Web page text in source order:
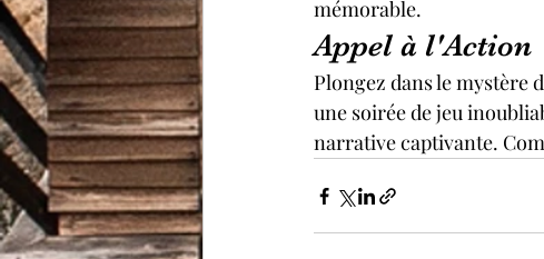
mémorable.
Appel à l'Action
Plongez dans le mystère
une soirée de jeu
narrative captivante.